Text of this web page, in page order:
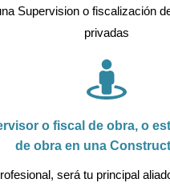
Supervision o fiscalización
privadas
o fiscal de obra, o
de obra en una
será tu principal